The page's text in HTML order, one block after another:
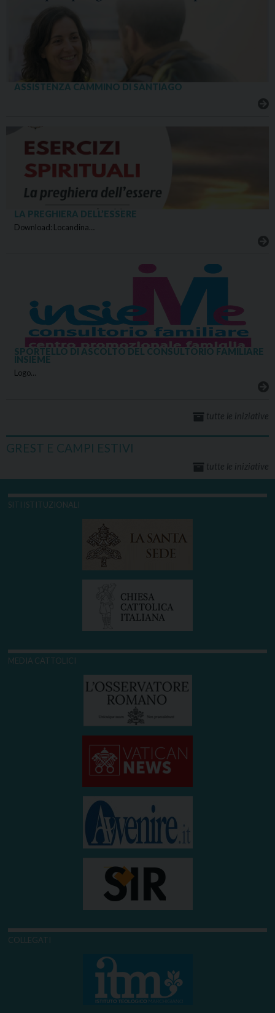
ASSISTENZA CAMMINO DI SANTIAGO
LA PREGHIERA DELL’ESSERE
Download: Locandina…
SPORTELLO DI ASCOLTO DEL CONSULTORIO FAMILIARE
INSIEME
Logo…
tutte le iniziative
GREST E CAMPI ESTIVI
tutte le iniziative
SITI ISTITUZIONALI
MEDIA CATTOLICI
COLLEGATI